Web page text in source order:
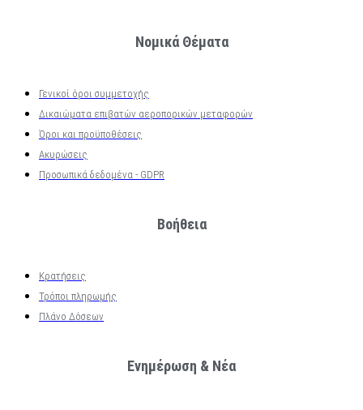
Νομικά Θέματα
Γενικοί όροι συμμετοχής
Δικαιώματα επιβατών αεροπορικών μεταφορών
Όροι και προϋποθέσεις
Ακυρώσεις
Προσωπικά δεδομένα - GDPR
Βοήθεια
Κρατήσεις
Τρόποι πληρωμής
Πλάνο Δόσεων
Ενημέρωση & Νέα